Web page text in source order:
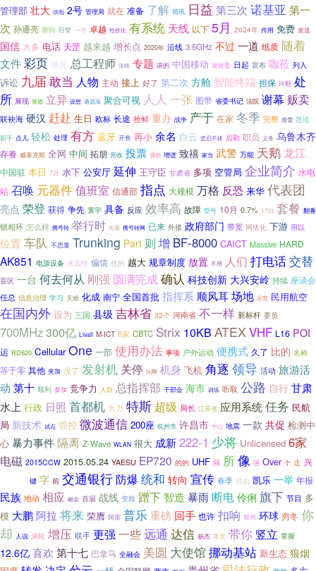
管理部 壮大 供电 2号 管理局 就在 准备 了解 简讯 日益 第三次 诺基亚 第一
次 孙通亮 赛特 巨擘 一平 卓越 性价比 有系统 天线 以下 5月 2024年 作用 免费 发送
国信 大多 电话 天罡 越来越 增长点 2020年 沿线 3.5GHz 不过 一道 纸质 随着
文件彩页 单元 总工程师 张峰 专题 讲的 中国移动 发改委 日起 宣布 咖莅 列入
诉讼 九届 敢当 人物 主动 接上 好了 第二次 方舱 智能终端 担保 许勤 处
所 展现 展翅 立异 设想 遴选海 聚合可视 人人 一张 图带 省委书记 法院 谢幕 贩卖
联袂海 硬汉 赶赴 生日 欧标 长途 抢鲜 重办 战争 产于 在家 冬季 完整 滑雪 岂论
新手 点儿 轻松 处理 有方 蓝牙 开售 再小 余名 白云 坚忍不拔 后勤 职员 义务 乌鲁木齐
存眷 威泰克斯 全网 中间 拓朋 营收 投票 强劲 增进 致禧 家当 武警 万能 天鹅 龙江
中国驻 本日 7月 水下 公安厅 延伸 王守臣 甘肃省 多项 空管局 企业简介 水电
站 召唤 元器件值班室 信通部 指点 大规模 万格 反恐 来华 代表团
亮点 荣登 获得 争先 寰宇 具备 反应 效率高 故障 型号 10月 0.7% 17日 套餐 翻番
锁相环 怎么样 携号转 举行时 先退 携号转网 已来 外接 政府部门 带宽 网络化 下游 用以
位置 车队 不思量 Trunking Part 则 增 BF-8000 CAICT Massive HARD
AK851 电源设备 永远性 偏馈 住的 越大 规章制度 放置 不用 人们 打电话交替
盲区 一台 何去何从 刚强 圆满完成确认 科技创新 大兴安岭 持续 座谈会
任总 信息治理 学习 灾难 化成 南宁 全国首批 指挥系 顺风耳场地 示范 民用航空
在国内外 设为 三国 县级 吉林省 32个 河南省 不一样 新标杆 委员
700MHz300亿 Livall M-ICT 8家 CBTC Strix 10KB ATEX VHF L16 POI
运 RD620 Cellular One 一部 使用办法 事项 户外运动 便携式 久了 比的 名称
等于零 其他 夹加 没了 发射机 关停 玩啊 机身 飞机 角逐 领导 活动 旅游活
动 第十 顺利 参加 竞争力 人防 总指挥部 干部会 海市 训练 听取 公路 自行 甘肃
水上 行政 日照 首都机 大力 特斯 超级 局长 江苏省 应用系统任务 民航
局 新技术 试点 管控 微波通信 200座 杭州市 许昌市 中山 地震 一款 共促 检测中
心 暴力事件 隔离 Z-Wave WLAN 很大 成新222-1 少将 Unlicensed 6家
电磁 2015CCW 2015.05.24 YAESU EP720 的的 UHF 问 所像 强 Over 个 走 兴
键 字 前 交通银行 防爆 统和 转向 宣传 春季 经由 凯乐 一举 年报
民族 地动 相应 融会 首届 战线 变脸 蹭下 智造 暴雨断电 伶俐 旗下 节目 多
模 大鹏 阿拉 将来 荣膺 阿雷 普乐重磅 回手 也许 扣响 郑州 环球 穷冬 你
却 人说 涡轮 增压 联手 更强 一些远通 达信 杨杰 本次 带你 竖立 掌握
12.6亿 喜欢 第十七 巴拿马 全融会 美圆 大使馆挪动基站 新生态 狼烟